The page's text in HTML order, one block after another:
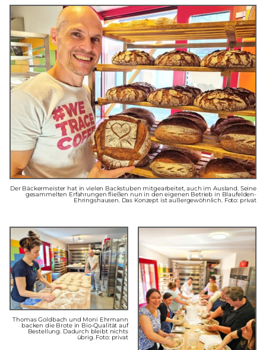
Der Bäckermeister hat in vielen Backstuben mitgearbeitet, auch im Ausland. Seine
gesammelten Erfahrungen fließen nun in den eigenen Betrieb in Blaufelden-
Ehringshausen. Das Konzept ist außergewöhnlich. Foto: privat
Thomas Goldbach und Moni Ehrmann
backen die Brote in Bio-Qualität auf
Bestellung. Dadurch bleibt nichts
übrig. Foto: privat